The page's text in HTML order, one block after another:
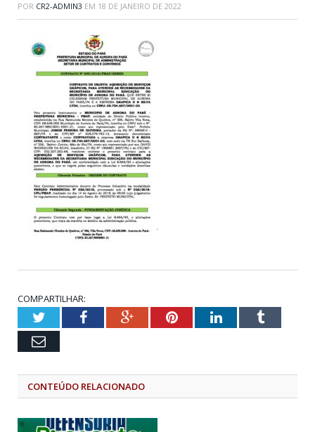
POR CR2-ADMIN3 EM 18 DE JANEIRO DE 2022
COMPARTILHAR:
TwitterFacebookGoogle+PinterestLinkedInTumblr
Email
CONTEÚDO RELACIONADO